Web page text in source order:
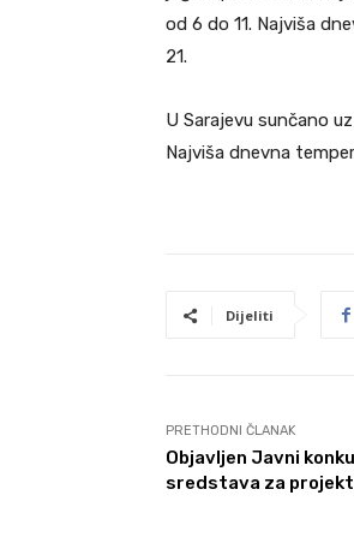
od 6 do 11. Najviša
21.
U Sarajevu sunčano
Najviša dnevna
Dijeliti
PRETHODNI ČLANAK
Objavljen Javni
sredstava za